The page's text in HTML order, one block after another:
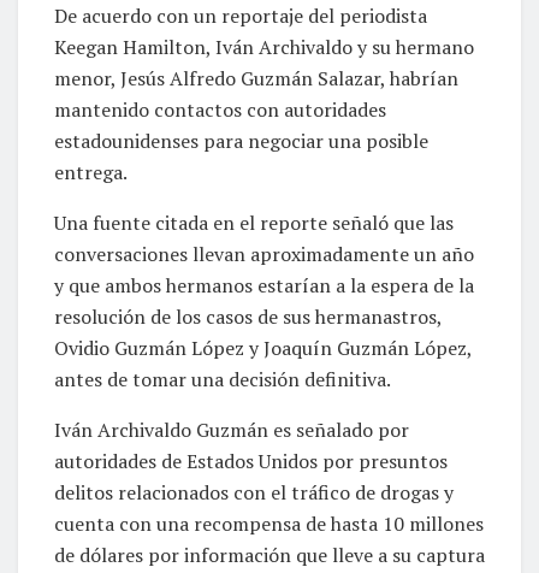
De acuerdo con un reportaje del periodista
Keegan Hamilton, Iván Archivaldo y su hermano
menor, Jesús Alfredo Guzmán Salazar, habrían
mantenido contactos con autoridades
estadounidenses para negociar una posible
entrega.
Una fuente citada en el reporte señaló que las
conversaciones llevan aproximadamente un año
y que ambos hermanos estarían a la espera de la
resolución de los casos de sus hermanastros,
Ovidio Guzmán López y Joaquín Guzmán López,
antes de tomar una decisión definitiva.
Iván Archivaldo Guzmán es señalado por
autoridades de Estados Unidos por presuntos
delitos relacionados con el tráfico de drogas y
cuenta con una recompensa de hasta 10 millones
de dólares por información que lleve a su captura